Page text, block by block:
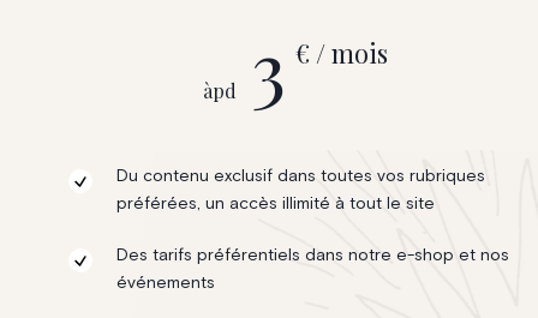
àpd 3 € / mois
Du contenu exclusif dans toutes vos rubriques
préférées, un accès illimité à tout le site
Des tarifs préférentiels dans notre e-shop et nos
événements